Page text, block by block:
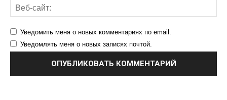
Уведомить меня о новых комментариях по email.
Уведомлять меня о новых записях почтой.